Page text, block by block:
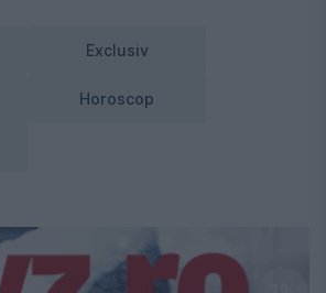
Exclusiv
Horoscop